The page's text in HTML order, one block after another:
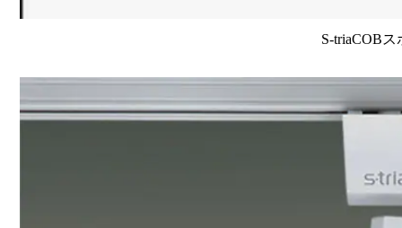
S-triaCOB